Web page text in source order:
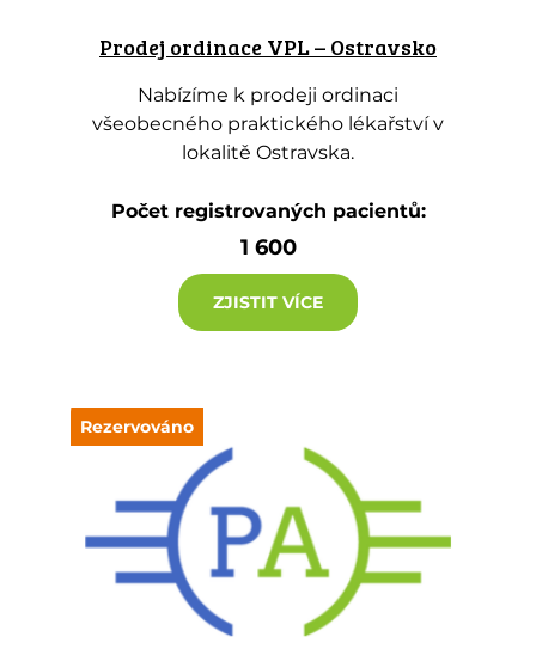
Prodej ordinace VPL – Ostravsko
Nabízíme k prodeji ordinaci
všeobecného praktického lékařství v
lokalitě Ostravska.
Počet registrovaných pacientů:
1 600
ZJISTIT VÍCE
Rezervováno